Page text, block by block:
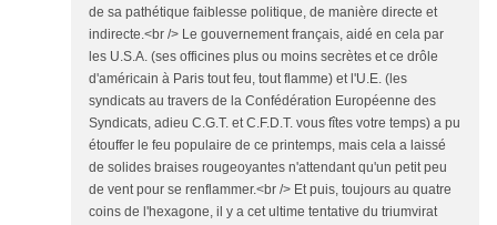
de sa pathétique faiblesse politique, de manière directe et
indirecte.<br /> Le gouvernement français, aidé en cela par
les U.S.A. (ses officines plus ou moins secrètes et ce drôle
d'américain à Paris tout feu, tout flamme) et l'U.E. (les
syndicats au travers de la Confédération Européenne des
Syndicats, adieu C.G.T. et C.F.D.T. vous fîtes votre temps) a pu
étouffer le feu populaire de ce printemps, mais cela a laissé
de solides braises rougeoyantes n'attendant qu'un petit peu
de vent pour se renflammer.<br /> Et puis, toujours au quatre
coins de l'hexagone, il y a cet ultime tentative du triumvirat